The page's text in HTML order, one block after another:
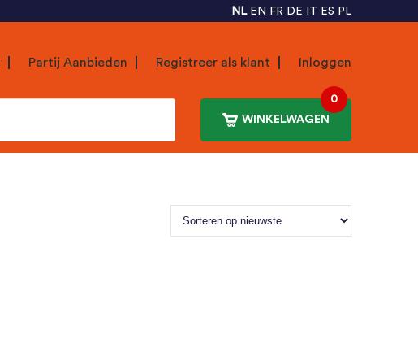
NL EN FR DE IT ES PL
Partij Aanbieden Registreer als klant Inloggen
WINKELWAGEN
0